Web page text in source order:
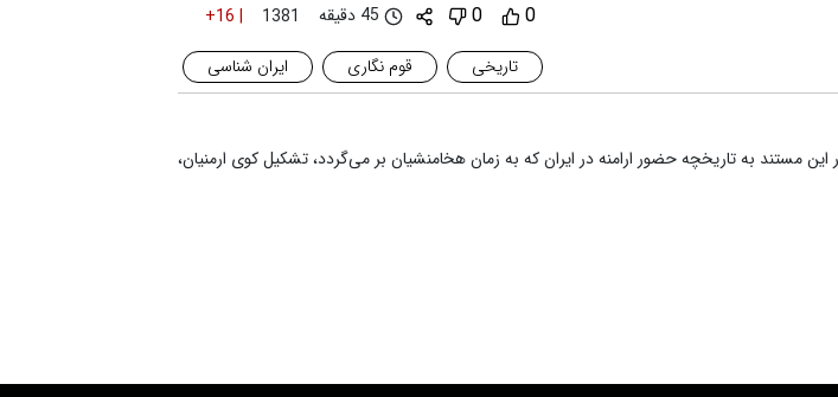
0
0 45 دقیقه 1381
+16 |
تاریخی
قوم نگاری
ایران شناسی
این مستند به تاریخچه حضور ارامنه در ایران که به زمان هخامنشیان بر می‌گردد، تشکیل کوی ارمنیان،